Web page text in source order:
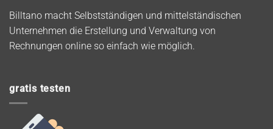
Billtano macht Selbstständigen und mittelständischen
Unternehmen die Erstellung und Verwaltung von
Rechnungen online so einfach wie möglich.
gratis testen